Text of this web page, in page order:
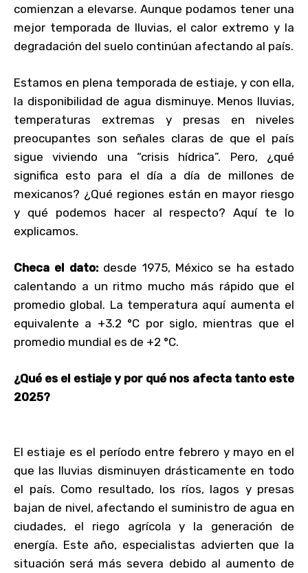
comienzan a elevarse. Aunque podamos tener una
mejor temporada de lluvias, el calor extremo y la
degradación del suelo continúan afectando al país.
Estamos en plena temporada de estiaje, y con ella,
la disponibilidad de agua disminuye. Menos lluvias,
temperaturas extremas y presas en niveles
preocupantes son señales claras de que el país
sigue viviendo una “crisis hídrica”. Pero, ¿qué
significa esto para el día a día de millones de
mexicanos? ¿Qué regiones están en mayor riesgo
y qué podemos hacer al respecto? Aquí te lo
explicamos.
Checa el dato:desde 1975, México se ha estado
calentando a un ritmo mucho más rápido que el
promedio global. La temperatura aquí aumenta el
equivalente a +3.2 °C por siglo, mientras que el
promedio mundial es de +2 °C.
¿Qué es el estiaje y por qué nos afecta tanto este
2025?
El estiaje es el período entre febrero y mayo en el
que las lluvias disminuyen drásticamente en todo
el país. Como resultado, los ríos, lagos y presas
bajan de nivel, afectando el suministro de agua en
ciudades, el riego agrícola y la generación de
energía. Este año, especialistas advierten que la
situación será más severa debido al aumento de